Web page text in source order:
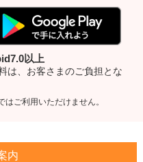
以上
は、お客さまのご負担とな
ご利用いただけません。
内